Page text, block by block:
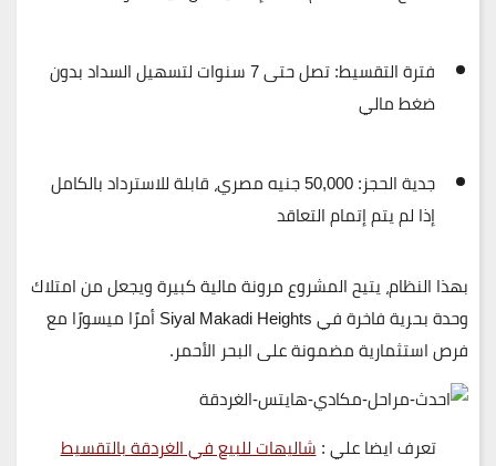
فترة التقسيط:تصل حتى7 سنوات
لتسهيل السداد بدون
ضغط مالي
جدية الحجز:
50,000 جنيه مصري، قابلة للاسترداد بالكامل
إذا لم يتم إتمام التعاقد
بهذا النظام، يتيح المشروعمرونة مالية كبيرةويجعل من امتلاك
وحدة بحرية فاخرة فيSiyal Makadi Heightsأمرًا ميسورًا مع
فرص استثمارية مضمونةعلى البحر الأحمر.
تعرف ايضا علي :شاليهات للبيع في الغردقة بالتقسيط